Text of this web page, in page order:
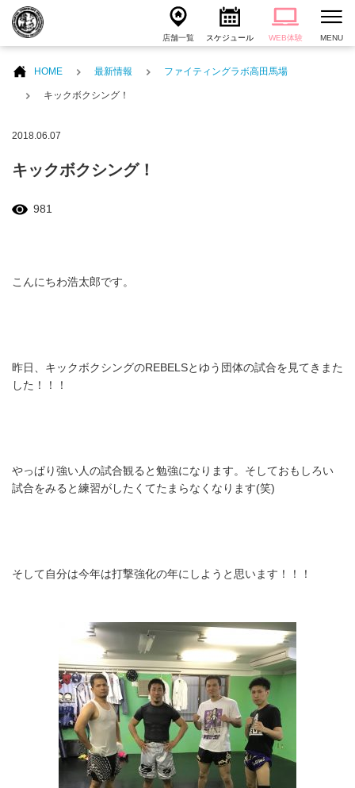
店舗一覧 スケジュール WEB体験 MENU
HOME 最新情報 ファイティングラボ高田馬場
キックボクシング！
2018.06.07
キックボクシング！
981
こんにちわ浩太郎です。
昨日、キックボクシングのREBELSとゆう団体の試合を見てきまた
した！！！
やっぱり強い人の試合観ると勉強になります。そしておもしろい
試合をみると練習がしたくてたまらなくなります(笑)
そして自分は今年は打撃強化の年にしようと思います！！！